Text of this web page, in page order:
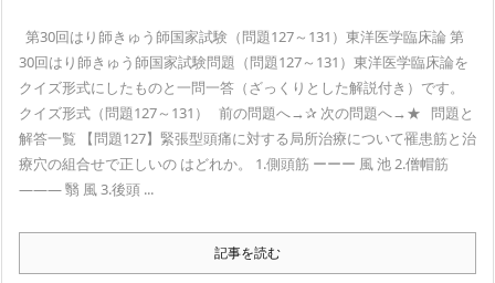
第30回はり師きゅう師国家試験（問題127～131）東洋医学臨床論 第
30回はり師きゅう師国家試験問題（問題127～131）東洋医学臨床論を
クイズ形式にしたものと一問一答（ざっくりとした解説付き）です。
クイズ形式（問題127～131） 前の問題へ→✰ 次の問題へ→★ 問題と
解答一覧 【問題127】緊張型頭痛に対する局所治療について罹患筋と治
療穴の組合せで正しいの はどれか。 1.側頭筋 ーーー 風 池 2.僧帽筋
——— 翳 風 3.後頭 ...
記事を読む